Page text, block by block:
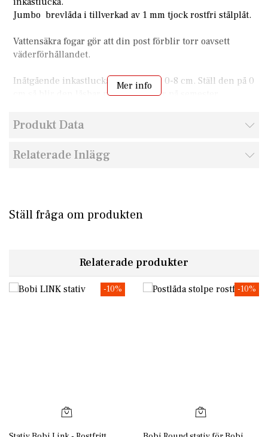
Jumbo brevlåda i tillverkad av 1 mm tjock rostfri stålplåt.
Vattensäkra fogar gör att din post förblir torr oavsett
väderförhållandet.
Inåtgående inkastlucka är justerbar 0-8 cm. Ställ den på 0
cm så blir den låsbar när du tex åker på semester.
Levereras med monteringsanvisning och 3 nycklar.
Postinkastets storlek (HxB) (0-80) x 260 mm
Mer info
Produkt Data
Relaterade Inlägg
Ställ fråga om produkten
Relaterade produkter
-10% -10%